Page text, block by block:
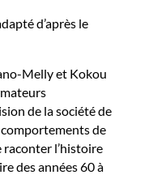
d’après le
Melly et Kokou
de la société de
de
raconter l’histoire
des années 60 à